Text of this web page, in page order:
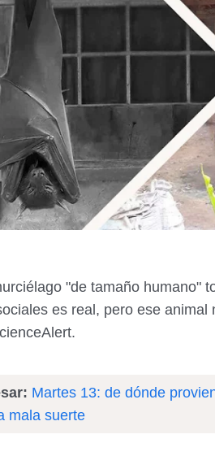
"de tamaño humano"
es real, pero ese animal
Martes 13: de dónde
mala suerte